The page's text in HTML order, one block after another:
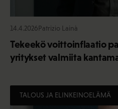
14.4.2026Patrizio Lainà
Tekeekö voittoinflaatio
yritykset valmiita
TALOUS JA ELINKEINOELÄMÄ